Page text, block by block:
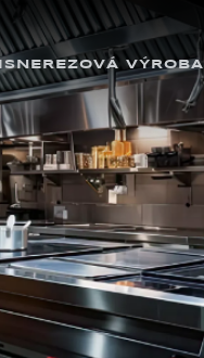
NEREZOVÁ VÝROBA